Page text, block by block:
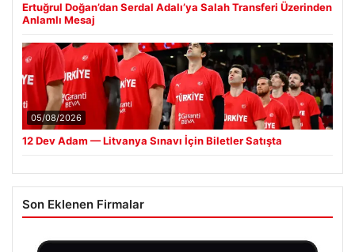
Ertuğrul Doğan’dan Serdal Adalı’ya Salah Transferi Üzerinden
Anlamlı Mesaj
05/08/2026
12 Dev Adam — Litvanya Sınavı İçin Biletler Satışta
Son Eklenen Firmalar